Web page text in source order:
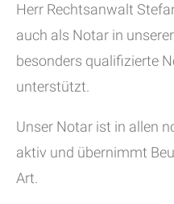
Herr Rechtsanwalt
auch als Notar in
besonders qualifizierte
unterstützt.
Unser Notar ist in allen
aktiv und übernimmt
Art.